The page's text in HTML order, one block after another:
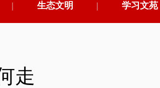
生态文明
| 学习文苑
|
走